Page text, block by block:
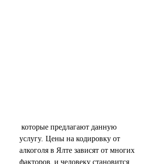
услугу. Цены на кодировку от
алкоголя в Ялте зависят от многих